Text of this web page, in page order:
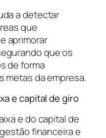
a detectar
que
aprimorar
que os
de forma
metas da empresa.
e capital de giro
e do capital de
financeira e